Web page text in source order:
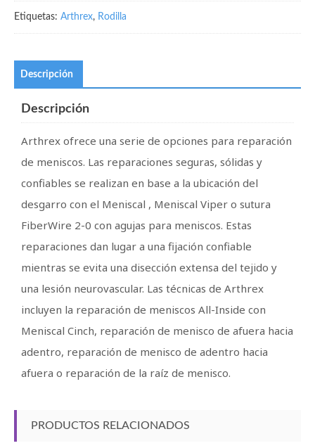
Etiquetas: Arthrex, Rodilla
Descripción
Descripción
Arthrex ofrece una serie de opciones para reparación
de meniscos. Las reparaciones seguras, sólidas y
confiables se realizan en base a la ubicación del
desgarro con el Meniscal , Meniscal Viper o sutura
FiberWire 2-0 con agujas para meniscos. Estas
reparaciones dan lugar a una fijación confiable
mientras se evita una disección extensa del tejido y
una lesión neurovascular. Las técnicas de Arthrex
incluyen la reparación de meniscos All-Inside con
Meniscal Cinch, reparación de menisco de afuera hacia
adentro, reparación de menisco de adentro hacia
afuera o reparación de la raíz de menisco.
PRODUCTOS RELACIONADOS